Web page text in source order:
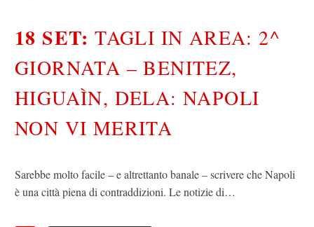
18 SET:TAGLI IN AREA: 2^
GIORNATA – BENITEZ,
HIGUAÌN, DELA: NAPOLI
NON VI MERITA
Sarebbe molto facile – e altrettanto banale – scrivere che Napoli
è una città piena di contraddizioni. Le notizie di…